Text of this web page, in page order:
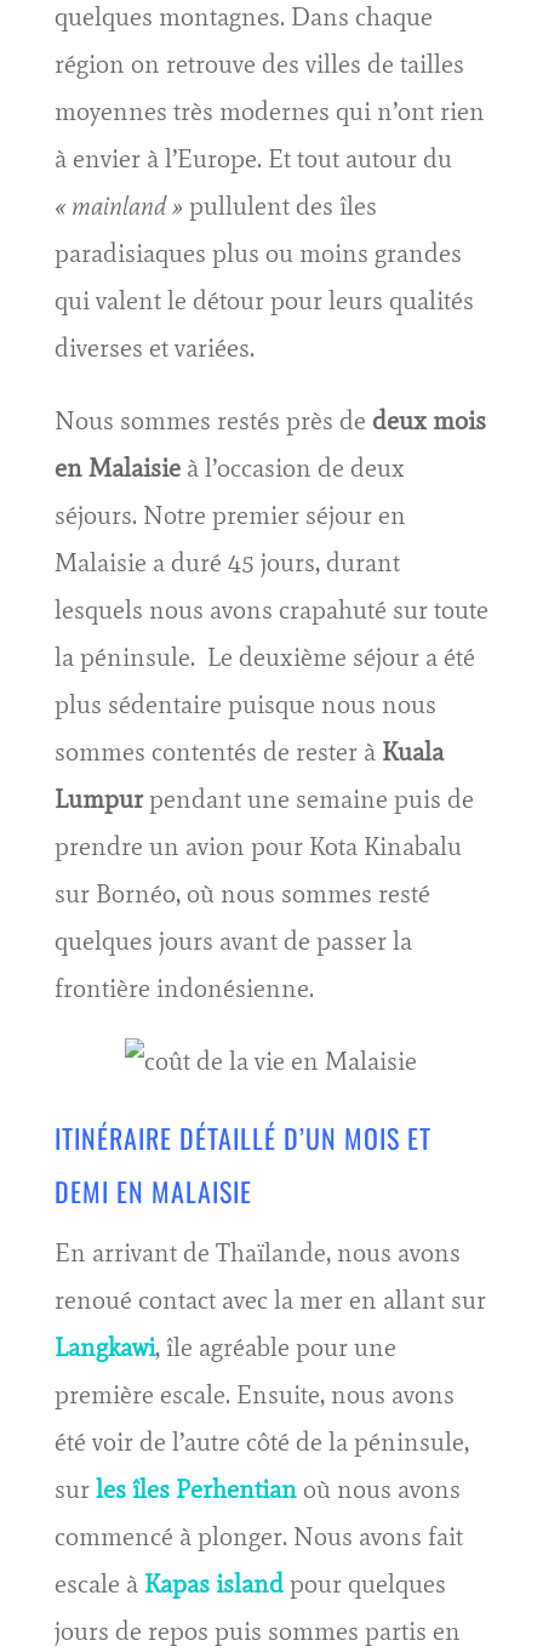
quelques montagnes. Dans chaque
région on retrouve des villes de tailles
moyennes très modernes qui n’ont rien
à envier à l’Europe. Et tout autour du
« mainland »pullulent des îles
paradisiaques plus ou moins grandes
qui valent le détour pour leurs qualités
diverses et variées.
Nous sommes restés près de deux mois
en Malaisieà l’occasion de deux
séjours. Notre premier séjour en
Malaisie a duré 45 jours, durant
lesquels nous avons crapahuté sur toute
la péninsule. Le deuxième séjour a été
plus sédentaire puisque nous nous
sommes contentés de rester à Kuala
Lumpurpendant une semaine puis de
prendre un avion pour Kota Kinabalu
sur Bornéo, où nous sommes resté
quelques jours avant de passer la
frontière indonésienne.
ITINÉRAIRE DÉTAILLÉ D’UN MOIS ET
DEMI EN MALAISIE
En arrivant de Thaïlande, nous avons
renoué contact avec la mer en allant sur
Langkawi, île agréable pour une
première escale. Ensuite, nous avons
été voir de l’autre côté de la péninsule,
surles îles Perhentianoù nous avons
commencé à plonger. Nous avons fait
escale à Kapas islandpour quelques
jours de repos puis sommes partis en